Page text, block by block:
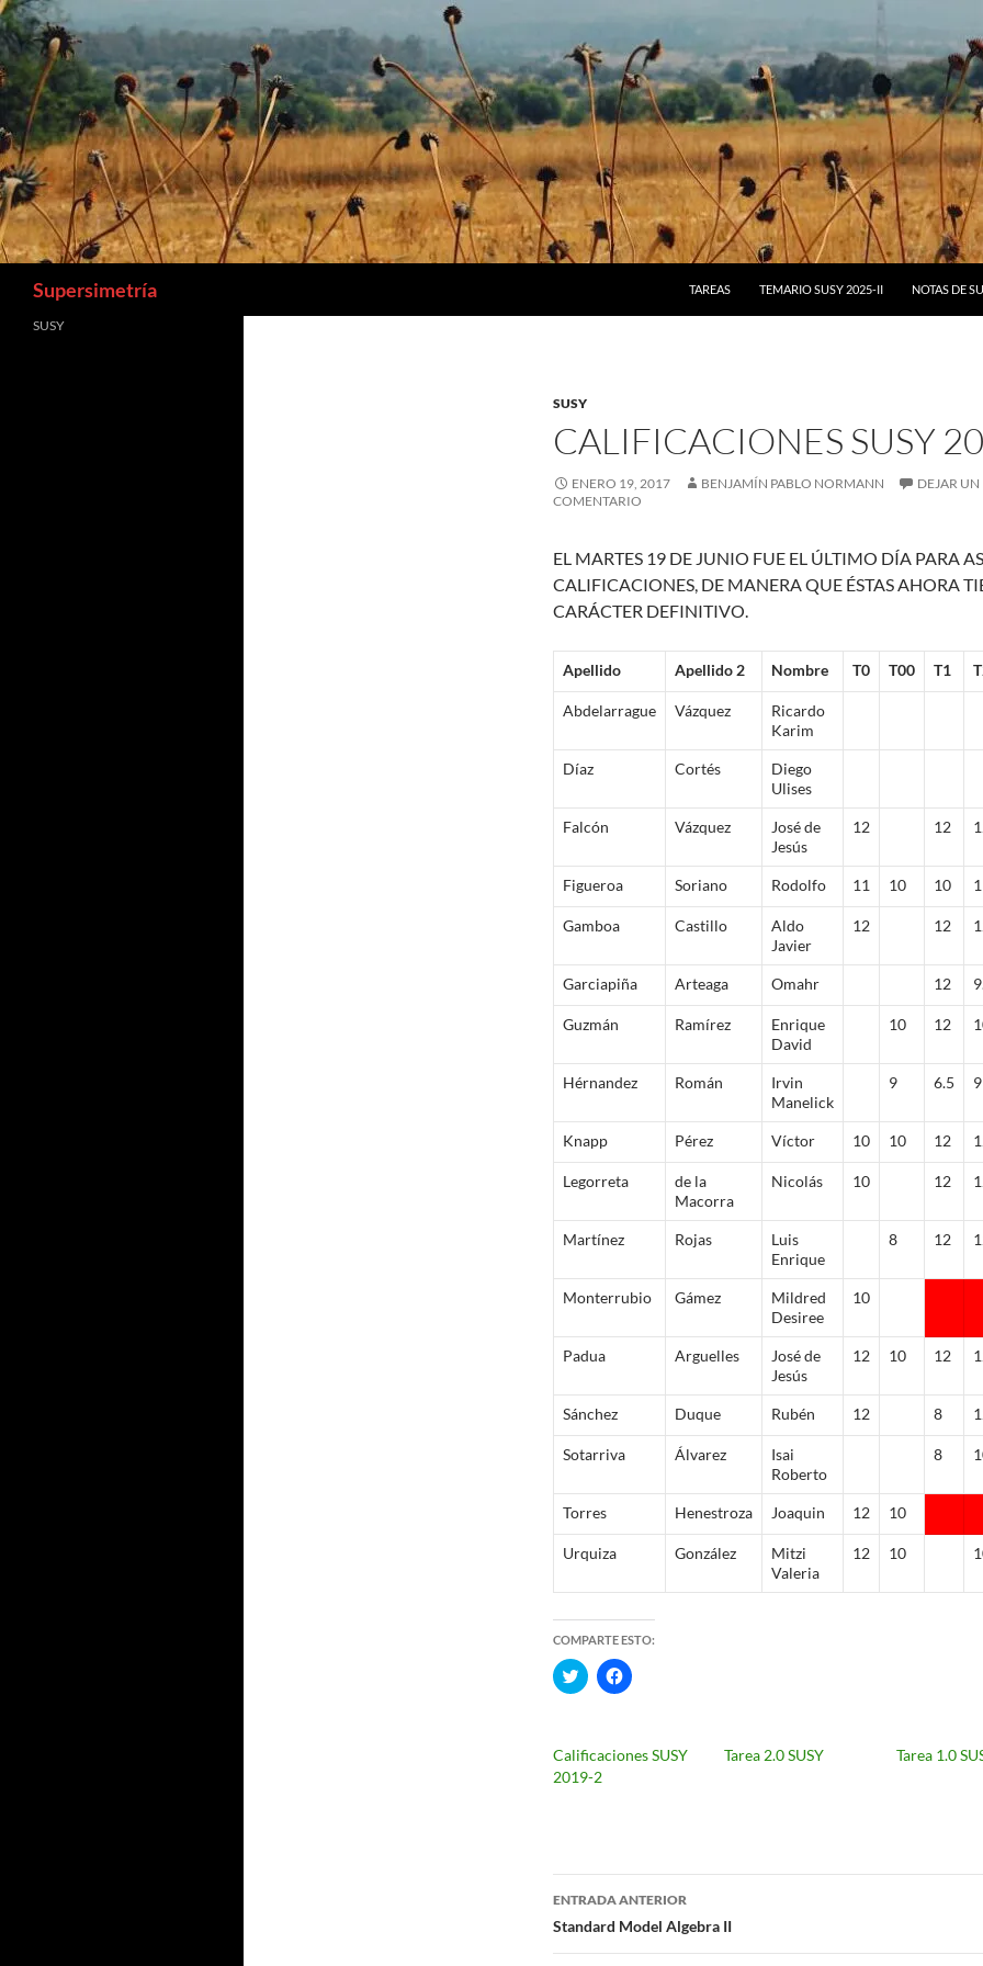
Supersimetría
TAREAS
TEMARIO SUSY 2025-II NOTAS DE
SUSY
CALIFICACIONES SUSY
ENERO 19, 2017 BENJAMÍN PABLO NORMANN
DEJAR UN
COMENTARIO
EL MARTES 19 DE JUNIO FUE EL ÚLTIMO DÍA PARA
CALIFICACIONES, DE MANERA QUE ÉSTAS AHORA
CARÁCTER DEFINITIVO.
Apellido Apellido 2 Nombre T0 T00 T1
Abdelarrague Vázquez
Ricardo
Karim
Díaz Cortés
Diego
Ulises
Falcón Vázquez
José de
Jesús
12 12
Figueroa Soriano Rodolfo 11 10 10
Gamboa Castillo
Aldo
Javier
12 12
Garciapiña Arteaga Omahr 12
Guzmán Ramírez
Enrique
David
10 12
Hérnandez Román
Irvin
Manelick
9 6.5 9
Knapp Pérez Víctor 10 10 12
Legorreta
de la
Macorra
Nicolás 10 12
Martínez Rojas
Luis
Enrique
8 12
Monterrubio Gámez
Mildred
Desiree
10
Padua Arguelles
José de
Jesús
12 10 12
Sánchez Duque Rubén 12 8
Sotarriva Álvarez
Isai
Roberto
8
Torres Henestroza Joaquin 12 10
Urquiza González
Mitzi
Valeria
12 10
COMPARTE ESTO:
H
a
c
p
a
p
r
i
e
H
a
c
p
r
i
e
Calificaciones SUSY
2019-2
Tarea 2.0 SUSY Tarea 1.0
Navegación
de
ENTRADA ANTERIOR
Standard Model Algebra II
SUSY